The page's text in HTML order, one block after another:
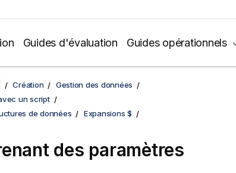
Guides d'évaluation Guides opérationnels
Création
Gestion des données
un script
de données
Expansions $
des paramètres